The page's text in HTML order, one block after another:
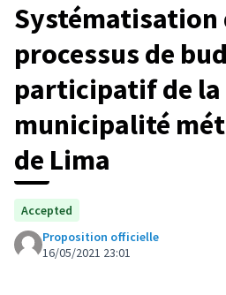
Systématisation
processus de
participatif de la
municipalité
de Lima
Accepted
Proposition officielle
16/05/2021 23:01